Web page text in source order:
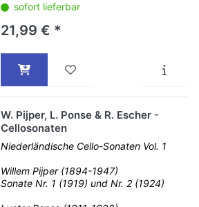
sofort lieferbar
21,99 € *
W. Pijper, L. Ponse & R. Escher -
Cellosonaten
Niederländische Cello-Sonaten Vol. 1
Willem Pijper (1894-1947)
Sonate Nr. 1 (1919) und Nr. 2 (1924)